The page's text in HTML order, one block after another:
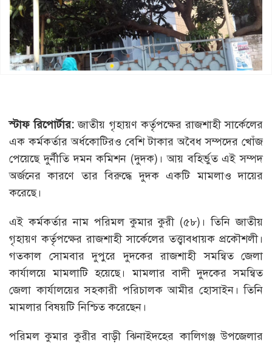
স্টাফ রিপোর্টার: জাতীয় গৃহায়ণ কর্তৃপক্ষের রাজশাহী সার্কেলের
এক কর্মকর্তার অর্ধকোটিরও বেশি টাকার অবৈধ সম্পদের খোঁজ
পেয়েছে দুর্নীতি দমন কমিশন (দুদক)। আয় বহির্ভুত এই সম্পদ
অর্জনের কারণে তার বিরুদ্ধে দুদক একটি মামলাও দায়ের
করেছে।
এই কর্মকর্তার নাম পরিমল কুমার কুরী (৫৮)। তিনি জাতীয়
গৃহায়ণ কর্তৃপক্ষের রাজশাহী সার্কেলের তত্ত্বাবধায়ক প্রকৌশলী।
গতকাল সোমবার দুপুরে দুদকের রাজশাহী সমন্বিত জেলা
কার্যালয়ে মামলাটি হয়েছে। মামলার বাদী দুদকের সমন্বিত
জেলা কার্যালয়ের সহকারী পরিচালক আমীর হোসাইন। তিনি
মামলার বিষয়টি নিশ্চিত করেছেন।
পরিমল কুমার কুরীর বাড়ী ঝিনাইদহের কালিগঞ্জ উপজেলার